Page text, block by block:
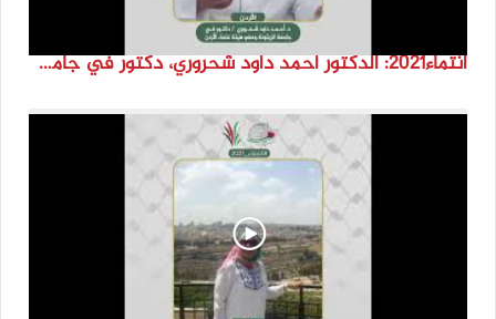
انتماء2021: الدكتور احمد داود شحروري، دكتور في جامعة الزيتونة وعضو هيئة علماء الاردن